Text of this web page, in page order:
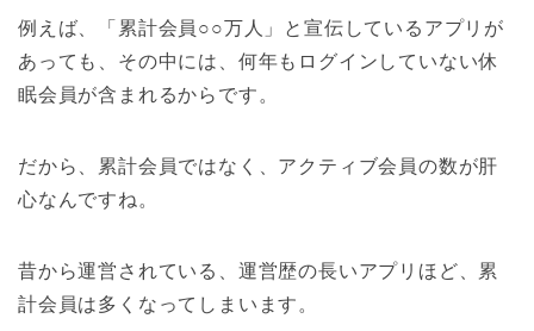
例えば、「累計会員○○万人」と宣伝しているアプリが
あっても、その中には、何年もログインしていない休
眠会員が含まれるからです。
だから、累計会員ではなく、アクティブ会員の数が肝
心なんですね。
昔から運営されている、運営歴の長いアプリほど、累
計会員は多くなってしまいます。